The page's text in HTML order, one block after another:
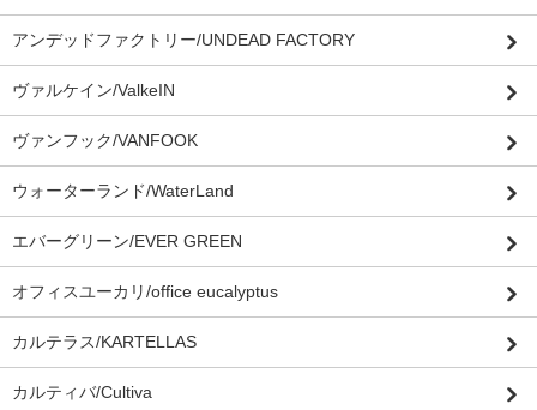
アンデッドファクトリー/UNDEAD FACTORY
ヴァルケイン/ValkeIN
ヴァンフック/VANFOOK
ウォーターランド/WaterLand
エバーグリーン/EVER GREEN
オフィスユーカリ/office eucalyptus
カルテラス/KARTELLAS
カルティバ/Cultiva